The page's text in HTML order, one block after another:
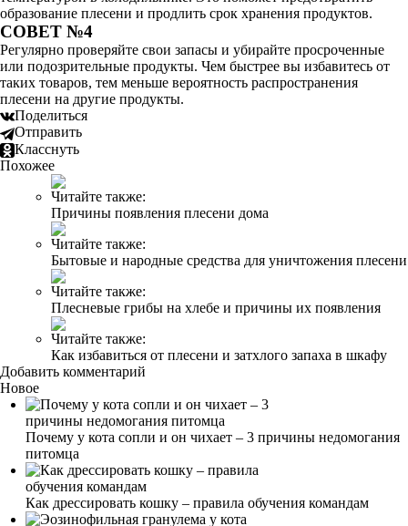
образование плесени и продлить срок хранения продуктов.
СОВЕТ №4
Регулярно проверяйте свои запасы и убирайте просроченные
или подозрительные продукты. Чем быстрее вы избавитесь от
таких товаров, тем меньше вероятность распространения
плесени на другие продукты.
Поделиться
Отправить
Класснуть
Похожее
Читайте также:
Причины появления плесени дома
Читайте также:
Бытовые и народные средства для уничтожения плесени
Читайте также:
Плесневые грибы на хлебе и причины их появления
Читайте также:
Как избавиться от плесени и затхлого запаха в шкафу
Добавить комментарий
Новое
Почему у кота сопли и он чихает – 3 причины недомогания
питомца
Как дрессировать кошку – правила обучения командам